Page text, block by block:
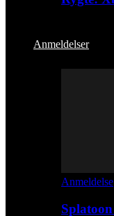
Anmeldelser
Anmeldelse